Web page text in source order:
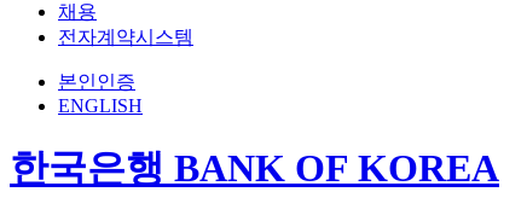
채용
전자계약시스템
본인인증
ENGLISH
한국은행 BANK OF KOREA